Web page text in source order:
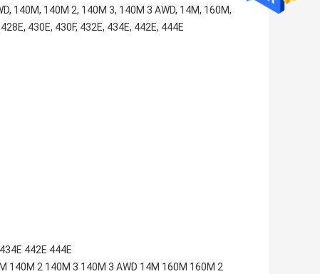
140M, 140M 2, 140M 3, 140M 3 AWD, 14M, 160M,
430E, 430F, 432E, 434E, 442E, 444E
442E 444E
140M 2 140M 3 140M 3 AWD 14M 160M 160M 2